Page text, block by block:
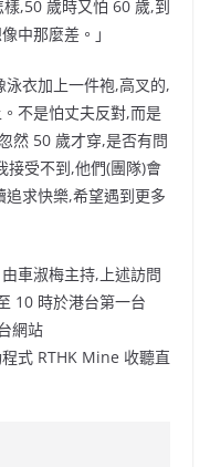
,50 歲時又怕 60 歲,到
中那麼差。」
泳衣加上一件袍,高叉的,
不是怕丈夫反對,而是
然 50 歲才穿,是否有問
接受不到,他們(團隊)會
求快樂,希望遇到更多
車淑梅主持,上述訪問
10 時於港台第一台
網站
式 RTHK Mine 收聽直